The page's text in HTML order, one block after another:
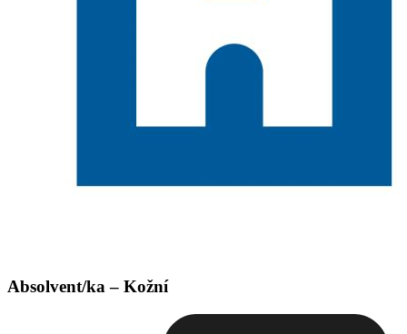
Absolvent/ka – Kožní